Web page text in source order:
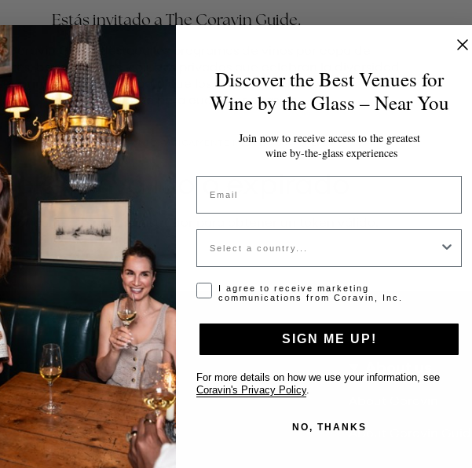
Estás invitado a The Coravin Guide.
Coravin Guide destaca los programas de vinos por copa de
bares, hoteles y clubes privados que celebran la diversidad
del vino, para que los amantes del vino encuentren
la copa perfecta para cualquier ocasión.
~10 MINUTOSGUARDA AUTOMÁTICAMENTE MIENTRAS AVANZAS
Token inválido o expirado
contacta al administrador para obtener un token válido.
Support
Contact us
List Your Venue
FAQ’s
About Coravin Guide
Discover the Best Venues for
Wine by the Glass – Near You
Join now to receive access to the greatest
wine by-the-glass experiences
Email
Country
Opt-in disclaimer
I agree to receive marketing
communications from Coravin, Inc.
SIGN ME UP!
For more details on how we use your information, see
Coravin's Privacy Policy
NO, THANKS